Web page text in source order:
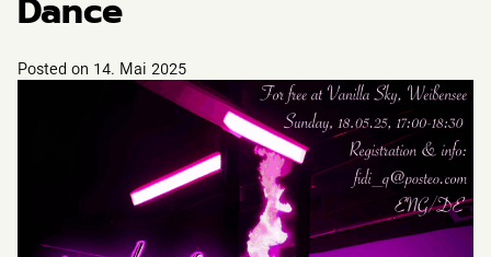
Dance
Posted on 14. Mai 2025